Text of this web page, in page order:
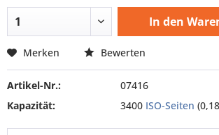
In den
Merken Bewerten
Artikel-Nr.:
07416
Kapazität:
3400 ISO-Seiten